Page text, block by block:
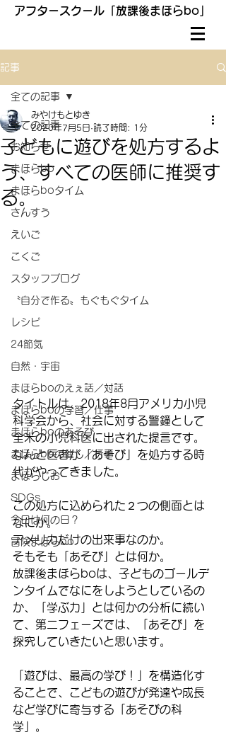
アフタースクール「放課後まほらbo」
記事
全ての記事
お知らせ
まほらbo
まほらboタイム
さんすう
えいご
こくご
スタッフブログ
〝自分で作る〟もぐもぐタイム
レシピ
24節気
自然・宇宙
まほらboのえぇ話／対話
まほらboの学習／仕事
まほらboのあそび
まほらboの催し／行事
まほらじお
SDGs
今日は何の日？
冒険まほらbo
全ての記事
子どもに遊びを処方するよ
う、すべての医師に推奨す
る。
みやけもとゆき
2020年7月5日 読了時間: 1分
タイトルは、2018年8月アメリカ小児
科学会から、社会に対する警鐘として
全米の小児科医に出された提言です。
なんと医者が「あそび」を処方する時
代がやってきました。
この処方に込められた２つの側面とは
なにか。
アメリカだけの出来事なのか。
そもそも「あそび」とは何か。
放課後まほらboは、子どものゴールデ
ンタイムでなにをしようとしているの
か、「学ぶ力」とは何かの分析に続い
て、第二フェーズでは、「あそび」を
探究していきたいと思います。
「遊びは、最高の学び！」を構造化す
ることで、こどもの遊びが発達や成長
など学びに寄与する「あそびの科
学」。